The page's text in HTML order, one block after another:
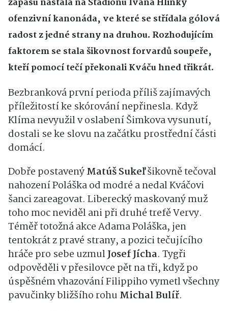
ofenzivní kanonáda, ve které se střídala gólová
radost z jedné strany na druhou. Rozhodujícím
faktorem se stala šikovnost forvardů soupeře,
kteří pomocí tečí překonali Kváču hned třikrát.
Bezbranková první perioda příliš zajímavých
příležitostí ke skórování nepřinesla. Když
Klíma nevyužil v oslabení Šimkova vysunutí,
dostali se ke slovu na začátku prostřední části
domácí.
Dobře postavenýMatúš Sukeľšikovně tečoval
nahození Poláška od modré a nedal Kváčovi
šanci zareagovat. Liberecký maskovaný muž
toho moc neviděl ani při druhé trefě Vervy.
Téměř totožná akce Adama Poláška, jen
tentokrát z pravé strany, a pozici tečujícího
hráče pro sebe uzmulJosef Jícha. Tygři
odpověděli v přesilovce pět na tři, když po
úspěšném vhazování Filippiho vymetl všechny
pavučinky bližšího rohu Michal Bulíř.